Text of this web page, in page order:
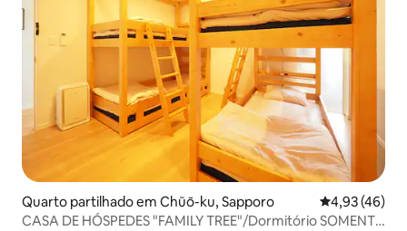
Quarto partilhado em Chūō-ku, Sapporo Classificação
4,93 (46)
CASA DE HÓSPEDES "FAMILY TREE"/Dormitório SOMENTE